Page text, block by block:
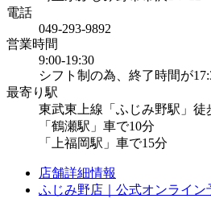
電話
049-293-9892
営業時間
9:00-19:30
シフト制の為、終了時間が
最寄り駅
東武東上線「ふじみ野駅」徒
「鶴瀬駅」車で10分
「上福岡駅」車で15分
店舗詳細情報
ふじみ野店｜公式オンライン